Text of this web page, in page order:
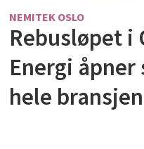
NEMITEK OSLO
Rebusløpet i
Energi
hele bransjen